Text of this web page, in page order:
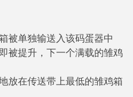
被单独输送入该码蛋器中
被提升，下一个满载的雏鸡
放在传送带上最低的雏鸡箱